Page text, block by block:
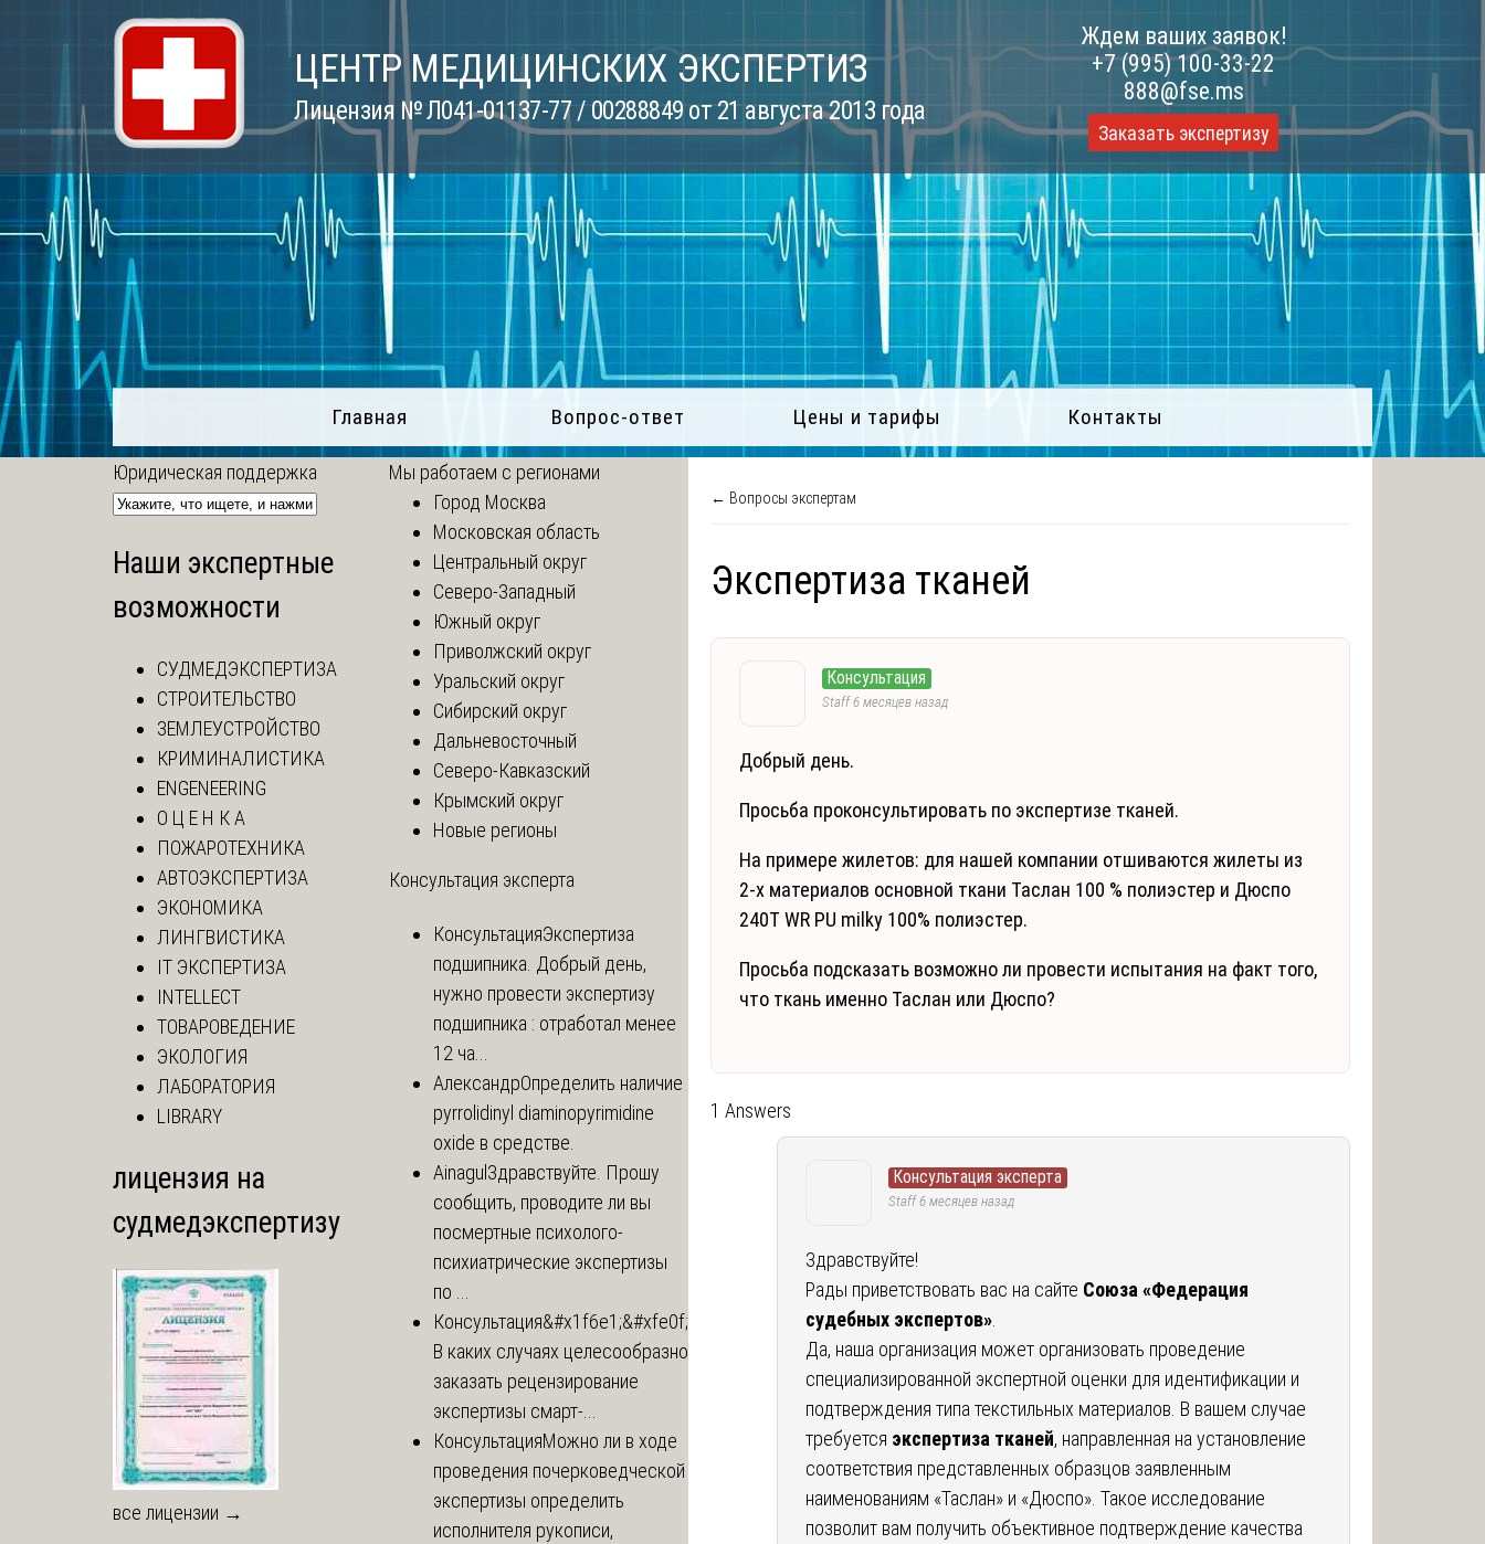
ЦЕНТР МЕДИЦИНСКИХ ЭКСПЕРТИЗ
Лицензия № Л041-01137-77 / 00288849 от 21 августа 2013 года
Ждем ваших заявок!
+7 (995) 100-33-22
888@fse.ms
Заказать экспертизу
Главная Вопрос-ответ Цены и тарифы Контакты
← Вопросы экспертам
Экспертиза тканей
Консультация
Staff6 месяцев назад
Добрый день.
Просьба проконсультировать по экспертизе тканей.
На примере жилетов: для нашей компании отшиваются жилеты из
2-х материалов основной ткани Таслан 100 % полиэстер и Дюспо
240T WR PU milky 100% полиэстер.
Просьба подсказать возможно ли провести испытания на факт того,
что ткань именно Таслан или Дюспо?
1 Answers
Консультация эксперта
Staff6 месяцев назад
Здравствуйте!
Рады приветствовать вас на сайте Союза «Федерация
судебных экспертов»
Да, наша организация может организовать проведение
специализированной экспертной оценки для идентификации и
подтверждения типа текстильных материалов. В вашем случае
требуется экспертиза тканей, направленная на установление
соответствия представленных образцов заявленным
наименованиям «Таслан» и «Дюспо». Такое исследование
позволит вам получить объективное подтверждение качества
Юридическая поддержка
Наши экспертные
возможности
СУДМЕДЭКСПЕРТИЗА
СТРОИТЕЛЬСТВО
ЗЕМЛЕУСТРОЙСТВО
КРИМИНАЛИСТИКА
ENGENEERING
О Ц Е Н К А
ПОЖАРОТЕХНИКА
АВТОЭКСПЕРТИЗА
ЭКОНОМИКА
ЛИНГВИСТИКА
IT ЭКСПЕРТИЗА
INTELLECT
ТОВАРОВЕДЕНИЕ
ЭКОЛОГИЯ
ЛАБОРАТОРИЯ
LIBRARY
лицензия на
судмедэкспертизу
все лицензии →
Мы работаем с регионами
Город Москва
Московская область
Центральный округ
Северо-Западный
Южный округ
Приволжский округ
Уральский округ
Сибирский округ
Дальневосточный
Северо-Кавказский
Крымский округ
Новые регионы
Консультация эксперта
КонсультацияЭкспертиза
подшипника. Добрый день,
нужно провести экспертизу
подшипника : отработал менее
12 ча...
АлександрОпределить наличие
pyrrolidinyl diaminopyrimidine
oxide в средстве.
Ainagul Здравствуйте. Прошу
сообщить, проводите ли вы
посмертные психолого-
психиатрические экспертизы
по ...
Консультация&#x1f6e1;&#xfe0f;
В каких случаях целесообразно
заказать рецензирование
экспертизы смарт-...
КонсультацияМожно ли в ходе
проведения почерковедческой
экспертизы определить
исполнителя рукописи,